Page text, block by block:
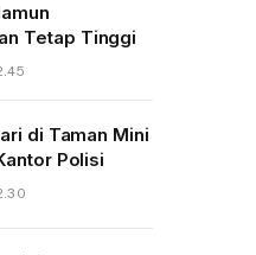
Tetap Tinggi
di Taman Mini
Polisi